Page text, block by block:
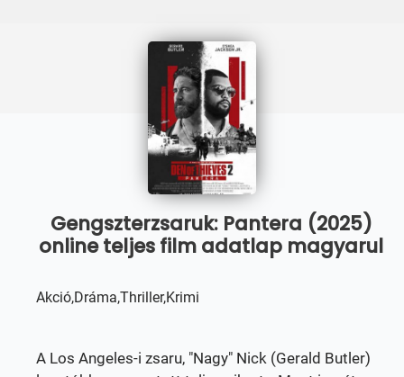
Gengszterzsaruk: Pantera (2025)
online teljes film adatlap magyarul
Akció,Dráma,Thriller,Krimi
A Los Angeles-i zsaru, "Nagy" Nick (Gerald Butler)